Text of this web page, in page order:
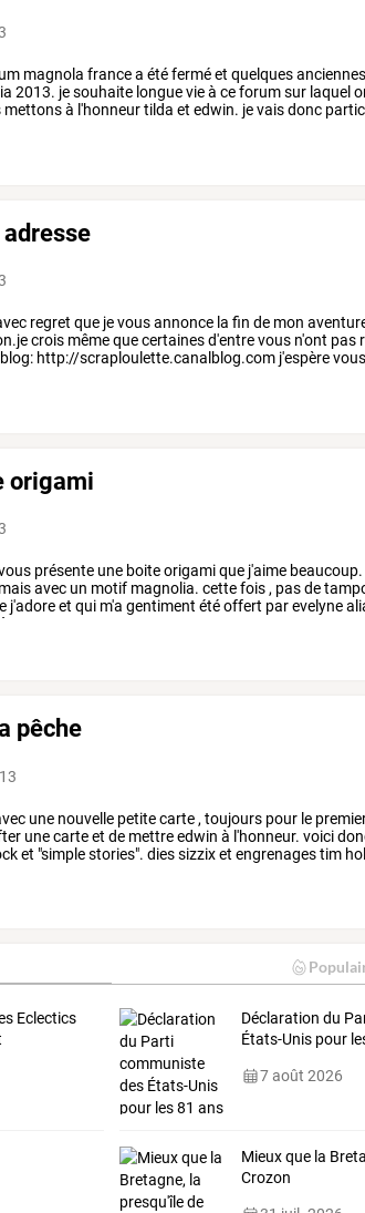
magnola francea étéferméet quelquesanciennes
2013. jesouhaite longuevieà ceforumsur laquel
mettonsà l'honneurtilda et edwin. jevaisdonc
regret que je vous annonce la fin de mon
crois même que certaines d'entre vous n'ont pas
http://scraploulette.canalblog.com j'espère
origami
présente une boiteorigamique j'aime beaucoup.
maisavec un motif magnolia. cettefois , pasde
j'adoreet qui m'a gentiment étéoffert parevelyne
à
pêche
une nouvelle petitecarte , toujours pour le
unecarteet de mettreedwin à l'honneur. voici
et "simplestories". diessizzixet engrenagestim
Eclectics
Déclaration du
États-Unis pour
7 août 2026
Mieux que la
Crozon